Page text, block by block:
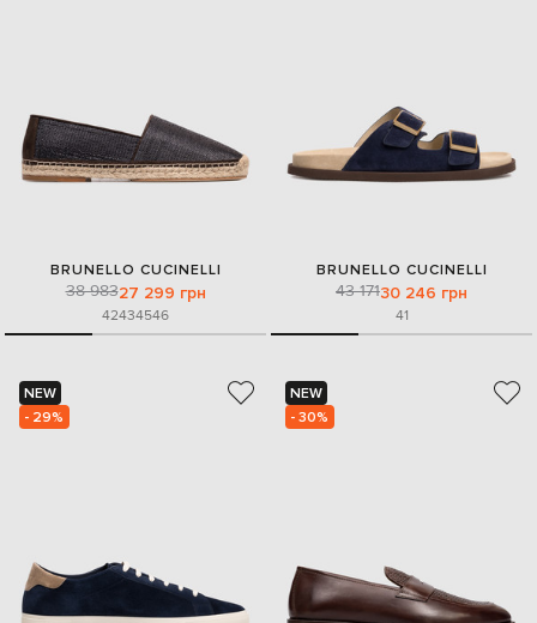
BRUNELLO CUCINELLI
38 98327 299 грн
42434546
BRUNELLO CUCINELLI
43 17130 246 грн
41
NEW
- 29%
NEW
- 30%